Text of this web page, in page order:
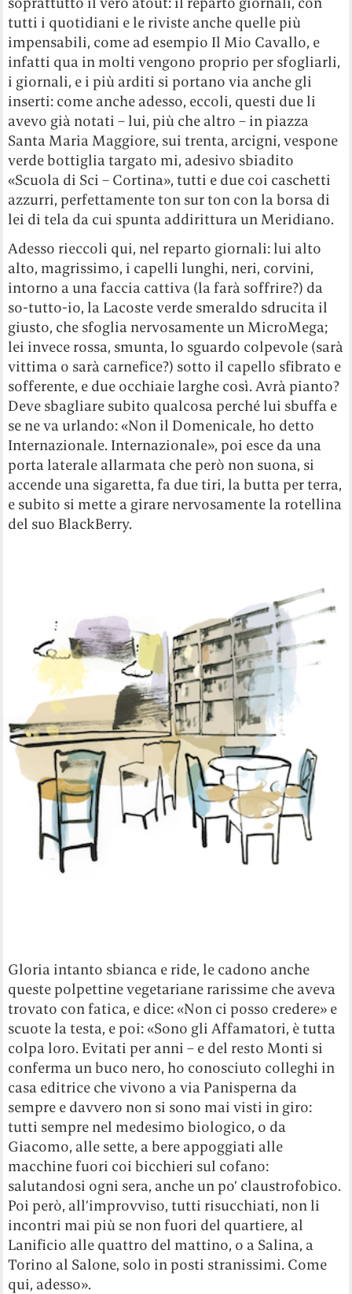
tutti i quotidiani e le riviste anche quelle più
impensabili, come ad esempio Il Mio Cavallo, e
infatti qua in molti vengono proprio per sfogliarli,
i giornali, e i più arditi si portano via anche gli
inserti: come anche adesso, eccoli, questi due li
avevo già notati – lui, più che altro – in piazza
Santa Maria Maggiore, sui trenta, arcigni, vespone
verde bottiglia targato mi, adesivo sbiadito
«Scuola di Sci – Cortina», tutti e due coi caschetti
azzurri, perfettamente ton sur ton con la borsa di
lei di tela da cui spunta addirittura un Meridiano.
Adesso rieccoli qui, nel reparto giornali: lui alto
alto, magrissimo, i capelli lunghi, neri, corvini,
intorno a una faccia cattiva (la farà soffrire?) da
so-tutto-io, la Lacoste verde smeraldo sdrucita il
giusto, che sfoglia nervosamente un MicroMega;
lei invece rossa, smunta, lo sguardo colpevole (sarà
vittima o sarà carnefice?) sotto il capello sfibrato e
sofferente, e due occhiaie larghe così. Avrà pianto?
Deve sbagliare subito qualcosa perché lui sbuffa e
se ne va urlando: «Non il Domenicale, ho detto
Internazionale. Internazionale», poi esce da una
porta laterale allarmata che però non suona, si
accende una sigaretta, fa due tiri, la butta per terra,
e subito si mette a girare nervosamente la rotellina
del suo BlackBerry.
Gloria intanto sbianca e ride, le cadono anche
queste polpettine vegetariane rarissime che aveva
trovato con fatica, e dice: «Non ci posso credere» e
scuote la testa, e poi: «Sono gli Affamatori, è tutta
colpa loro. Evitati per anni – e del resto Monti si
conferma un buco nero, ho conosciuto colleghi in
casa editrice che vivono a via Panisperna da
sempre e davvero non si sono mai visti in giro:
tutti sempre nel medesimo biologico, o da
Giacomo, alle sette, a bere appoggiati alle
macchine fuori coi bicchieri sul cofano:
salutandosi ogni sera, anche un po’ claustrofobico.
Poi però, all’improvviso, tutti risucchiati, non li
incontri mai più se non fuori del quartiere, al
Lanificio alle quattro del mattino, o a Salina, a
Torino al Salone, solo in posti stranissimi. Come
qui, adesso».